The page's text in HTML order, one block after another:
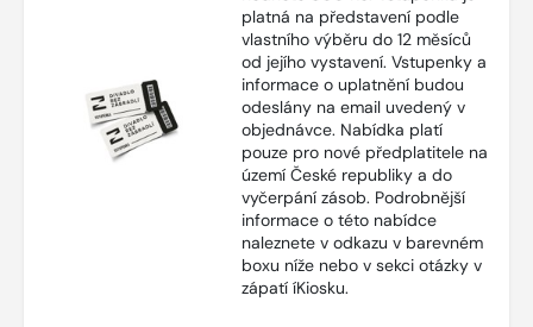
platná na představení podle
vlastního výběru do 12 měsíců
od jejího vystavení. Vstupenky a
informace o uplatnění budou
odeslány na email uvedený v
objednávce. Nabídka platí
pouze pro nové předplatitele na
území České republiky a do
vyčerpání zásob. Podrobnější
informace o této nabídce
naleznete v odkazu v barevném
boxu níže nebo v sekci otázky v
zápatí íKiosku.